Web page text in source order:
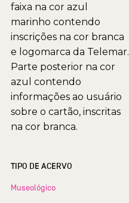
faixa na cor azul
marinho contendo
inscrições na cor branca
e logomarca da Telemar.
Parte posterior na cor
azul contendo
informações ao usuário
sobre o cartão, inscritas
na cor branca.
TIPO DE ACERVO
Museológico